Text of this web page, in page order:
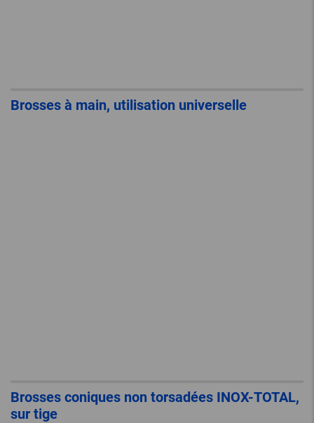
Brosses à main, utilisation universelle
Brosses coniques non torsadées INOX-TOTAL,
sur tige